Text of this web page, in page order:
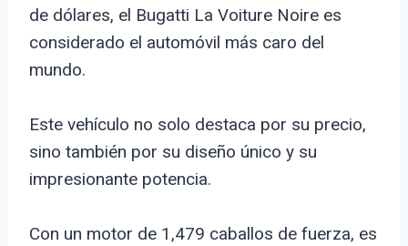
de dólares, el Bugatti La Voiture Noire es
considerado el automóvil más caro del
mundo.
Este vehículo no solo destaca por su precio,
sino también por su diseño único y su
impresionante potencia.
Con un motor de 1,479 caballos de fuerza, es